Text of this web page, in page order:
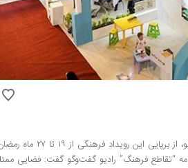
قائم مقام بیست و نهمین دوره نمایشگاه بین المللی قرآن کریم در مصاحبه با رادیو گفت‌وگو، از
“تقاطع فرهنگ” رادیو گفت‌وگو گفت: فضایی